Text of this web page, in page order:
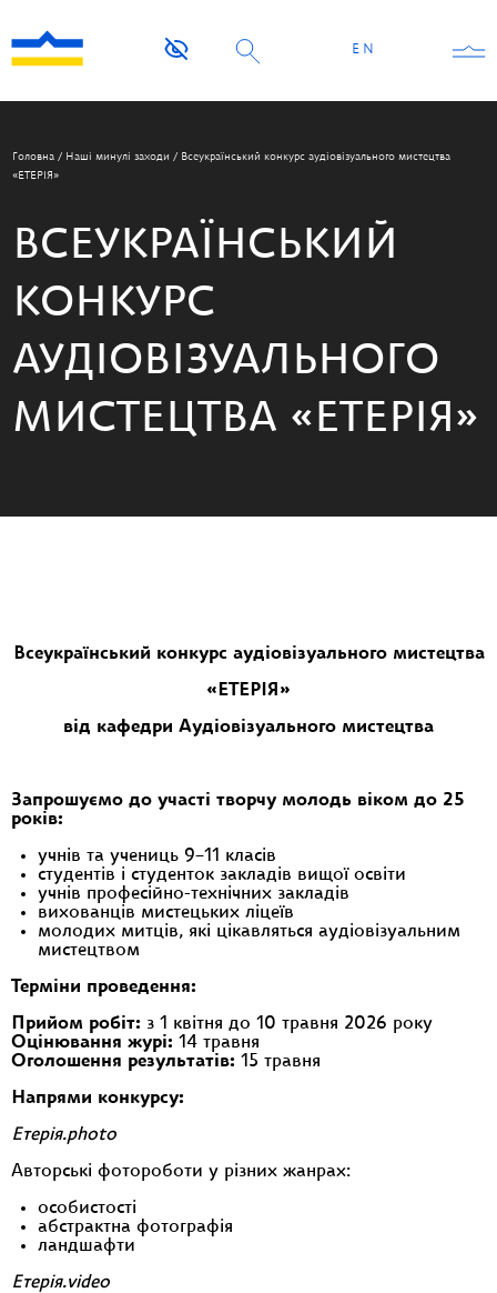
EN
Головна / Наші минулі заходи / Всеукраїнський конкурс аудіовізуального мистецтва
«ЕТЕРІЯ»
ВСЕУКРАЇНСЬКИЙ
КОНКУРС
АУДІОВІЗУАЛЬНОГО
МИСТЕЦТВА «ЕТЕРІЯ»
Всеукраїнський конкурс аудіовізуального мистецтва
«ЕТЕРІЯ»
від кафедри Аудіовізуального мистецтва
Запрошуємо до участі творчу молодь віком до 25
років:
учнів та учениць 9–11 класів
студентів і студенток закладів вищої освіти
учнів професійно-технічних закладів
вихованців мистецьких ліцеїв
молодих митців, які цікавляться аудіовізуальним
мистецтвом
Терміни проведення:
Прийом робіт: з 1 квітня до 10 травня 2026 року
Оцінювання журі: 14 травня
Оголошення результатів: 15 травня
Напрями конкурсу:
Етерія.photo
Авторські фотороботи у різних жанрах:
особистості
абстрактна фотографія
ландшафти
Етерія.video